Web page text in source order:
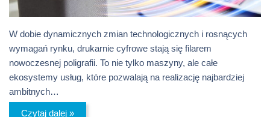
W dobie dynamicznych zmian technologicznych i rosnących
wymagań rynku, drukarnie cyfrowe stają się filarem
nowoczesnej poligrafii. To nie tylko maszyny, ale całe
ekosystemy usług, które pozwalają na realizację najbardziej
ambitnych…
Czytaj dalej »